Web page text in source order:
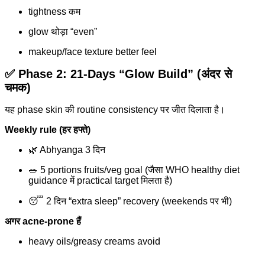
tightness कम
glow थोड़ा “even”
makeup/face texture better feel
✅ Phase 2: 21-Days “Glow Build” (अंदर से
चमक)
यह phase skin की routine consistency पर जीत दिलाता है।
Weekly rule (हर हफ्ते)
🌿 Abhyanga 3 दिन
🥗 5 portions fruits/veg goal (जैसा WHO healthy diet
guidance में practical target मिलता है)
😴 2 दिन “extra sleep” recovery (weekends पर भी)
अगर acne-prone हैं
heavy oils/greasy creams avoid